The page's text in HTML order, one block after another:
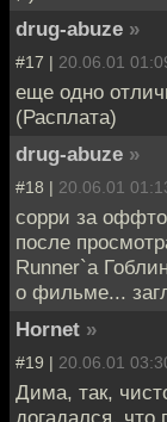
drug-abuze »
#17 | 20.06.01
еще одно
(Расплата)
drug-abuze »
#18 | 20.06.01
сорри за
после
Runner`а
о фильме...
Hornet »
#19 | 20.06.01
Дима, так,